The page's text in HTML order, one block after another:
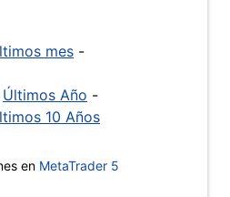
mes -
Últimos Año -
10 Años
en MetaTrader 5